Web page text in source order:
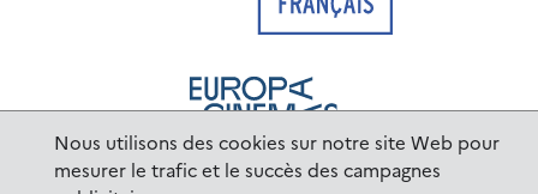
Nous utilisons des cookies sur notre site Web pour
mesurer le trafic et le succès des campagnes